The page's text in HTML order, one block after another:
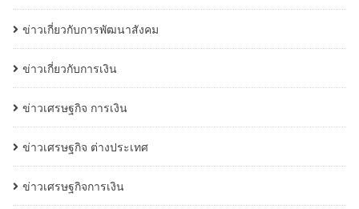
ข่าวเกี่ยวกับการพัฒนาสังคม
ข่าวเกี่ยวกับการเงิน
ข่าวเศรษฐกิจ การเงิน
ข่าวเศรษฐกิจ ต่างประเทศ
ข่าวเศรษฐกิจการเงิน